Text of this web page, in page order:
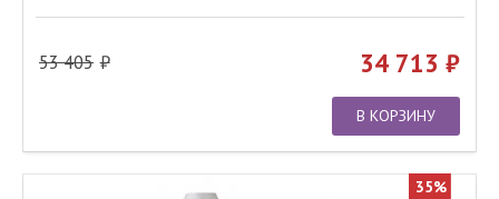
53 405 34 713
В КОРЗИНУ
35%